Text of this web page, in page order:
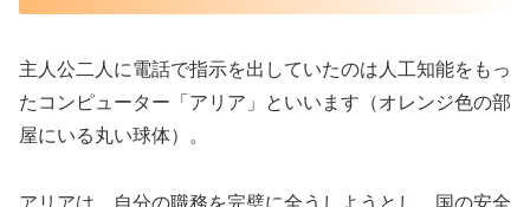
主人公二人に電話で指示を出していたのは人工知能をもっ
たコンピューター「アリア」といいます（オレンジ色の部
屋にいる丸い球体）。
アリアは、自分の職務を完璧に全うしようとし、国の安全